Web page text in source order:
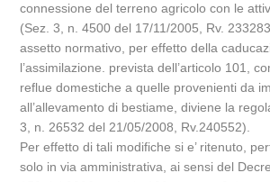
connessione del terreno agricolo con le
(Sez. 3, n. 4500 del 17/11/2005, Rv.
assetto normativo, per effetto della
l’assimilazione. prevista dell’articolo 101,
reflue domestiche a quelle provenienti da
all’allevamento di bestiame, diviene la
3, n. 26532 del 21/05/2008, Rv.240552).
Per effetto di tali modifiche si e’ ritenuto,
solo in via amministrativa, ai sensi del